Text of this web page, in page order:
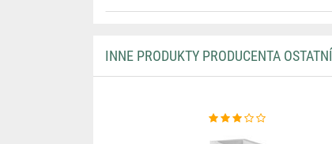
INNE PRODUKTY PRODUCENTA OSTATNÍ